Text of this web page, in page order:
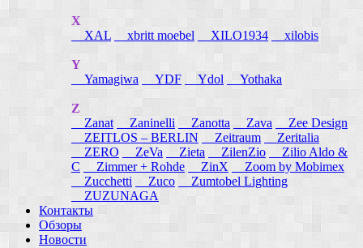
X
XAL
xbritt moebel XILO1934 xilobis
Y
Yamagiwa
YDF Ydol Yothaka
Z
Zanat
Zaninelli Zanotta Zava
Zee Design
ZEITLOS – BERLIN
Zeitraum
Zeritalia
ZERO
ZeVa Zieta ZilenZio
Zilio Aldo &
C
Zimmer + Rohde ZinX
Zoom by Mobimex
Zucchetti
Zuco
Zumtobel Lighting
ZUZUNAGA
Контакты
Обзоры
Новости